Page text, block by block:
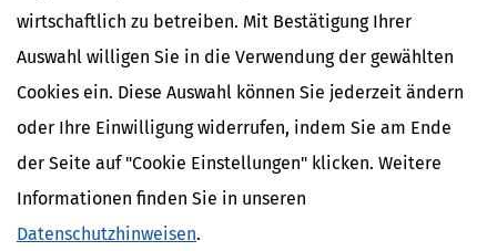
wirtschaftlich zu betreiben. Mit Bestätigung Ihrer
Auswahl willigen Sie in die Verwendung der gewählten
Cookies ein. Diese Auswahl können Sie jederzeit ändern
oder Ihre Einwilligung widerrufen, indem Sie am Ende
der Seite auf "Cookie Einstellungen" klicken. Weitere
Informationen finden Sie in unseren
Datenschutzhinweisen.
Finanzamt & Formalitäten
Verwandte Begriffe
Lohnsteuerpauschalierung